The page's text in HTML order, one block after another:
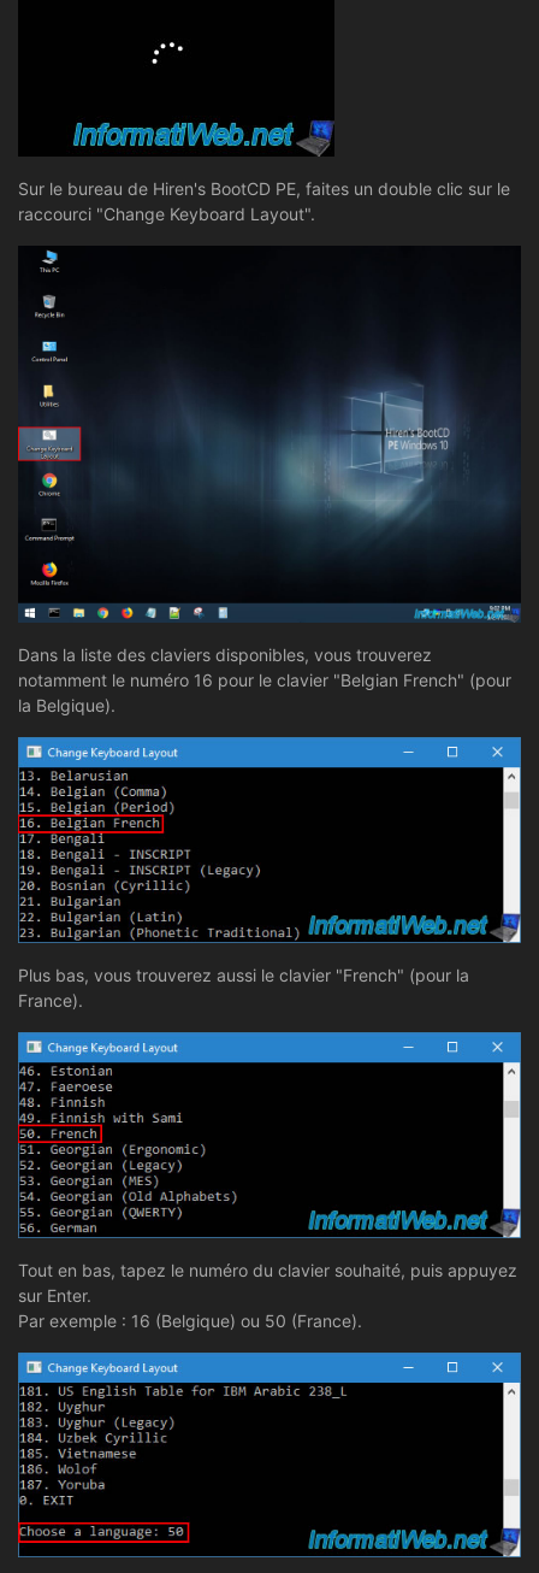
Sur le bureau de Hiren's BootCD PE, faites un double clic sur le
raccourci "Change Keyboard Layout".
Dans la liste des claviers disponibles, vous trouverez
notamment le numéro 16 pour le clavier "Belgian French" (pour
la Belgique).
Plus bas, vous trouverez aussi le clavier "French" (pour la
France).
Tout en bas, tapez le numéro du clavier souhaité, puis appuyez
sur Enter.
Par exemple : 16 (Belgique) ou 50 (France).